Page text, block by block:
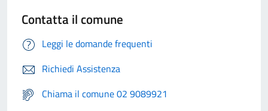
Contatta il comune
Leggi le domande frequenti
Richiedi Assistenza
Chiama il comune 02 9089921